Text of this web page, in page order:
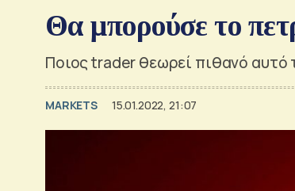
Θα μπορούσε το
Ποιος trader θεωρεί πιθανό αυτό
MARKETS 15.01.2022, 21:07